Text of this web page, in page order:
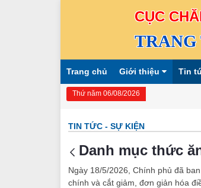
CỤC
Trang chủ Giới thiệu Tin
Thứ năm 06/08/2026
TIN TỨC - SỰ KIỆN
Danh mục thức
Ngày 18/5/2026, Chính phủ đã
chính và cắt giảm, đơn giản hóa